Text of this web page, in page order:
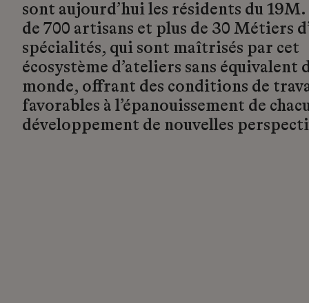
sont aujourd’hui les résidents du
de 700 artisans et plus de 30 Métiers
spécialités, qui sont maîtrisés par cet
écosystème d’ateliers sans équivalent
monde, offrant des conditions de
favorables à l’épanouissement de
développement de nouvelles